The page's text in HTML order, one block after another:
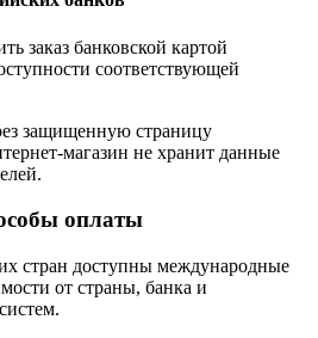
заказ банковской картой
соответствующей
защищенную страницу
магазин не хранит данные
оплаты
стран доступны международные
от страны, банка и